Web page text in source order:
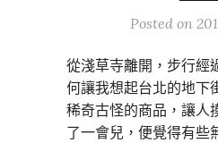
Posted on
從淺草寺離開，步行經
何讓我想起台北的地下
稀奇古怪的商品，讓人
了一會兒，便覺得有些